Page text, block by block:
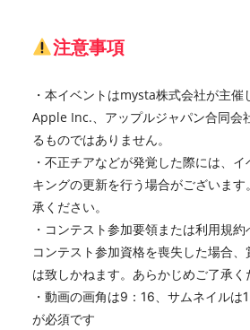
注意事項
・本イベントはmysta株式会社が主催
Apple Inc.、アップルジャパン合同会
るものではありません。
・不正チアなどが発覚した際には、
キングの更新を行う場合がございま
承ください。
・コンテスト参加要領または利用規
コンテスト参加資格を喪失した場合
は致しかねます。あらかじめご了承く
・動画の画角は9：16、サムネイルは
が必須です